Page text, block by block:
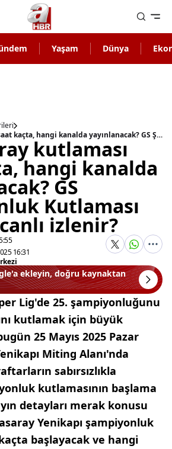
Yaşam Dünya
Galatasaray kutlaması saat kaçta, hangi kanalda yayınlanacak? GS Şampiyonluk Kutlaması nereden canlı izlenir?
kutlaması
hangi kanalda
GS
Kutlaması
izlenir?
16:31
ekleyin, doğru kaynaktan
Lig'de 25. şampiyonluğunu
kutlamak için büyük
25 Mayıs 2025 Pazar
Miting Alanı'nda
sabırsızlıkla
kutlamasının başlama
detayları merak konusu
Yenikapı şampiyonluk
başlayacak ve hangi